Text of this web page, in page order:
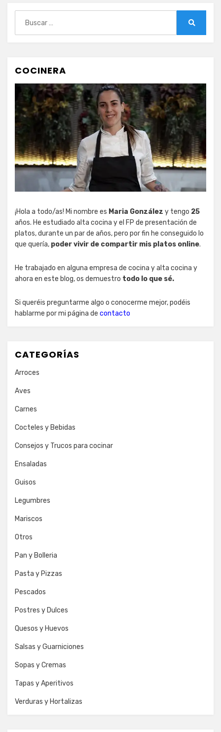
COCINERA
¡Hola a todo/as! Mi nombre es Maria González y tengo 25
años. He estudiado alta cocina y el FP de presentación de
platos, durante un par de años, pero por fin he conseguido lo
que quería, poder vivir de compartir mis platos online.
He trabajado en alguna empresa de cocina y alta cocina y
ahora en este blog, os demuestro todo lo que sé.
Si queréis preguntarme algo o conocerme mejor, podéis
hablarme por mi página de contacto
CATEGORÍAS
Arroces
Aves
Carnes
Cocteles y Bebidas
Consejos y Trucos para cocinar
Ensaladas
Guisos
Legumbres
Mariscos
Otros
Pan y Bolleria
Pasta y Pizzas
Pescados
Postres y Dulces
Quesos y Huevos
Salsas y Guarniciones
Sopas y Cremas
Tapas y Aperitivos
Verduras y Hortalizas